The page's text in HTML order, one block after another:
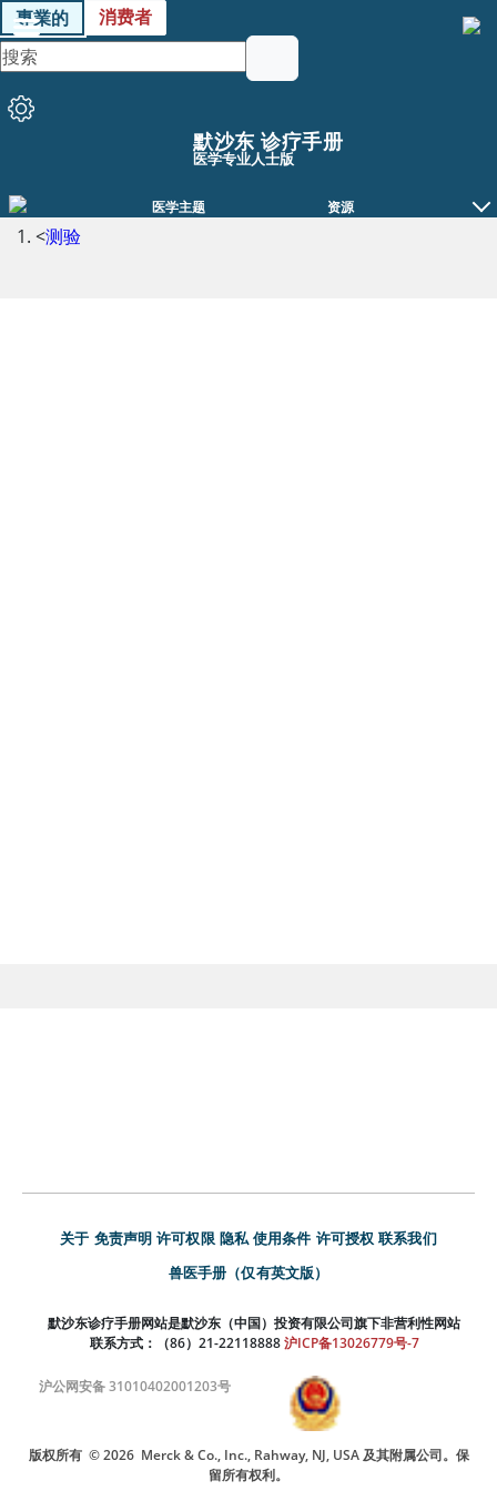
專業的 消费者
默沙东 诊疗手册
医学专业人士版
医学主题 资源
<测验
关于 免责声明 许可权限 隐私 使用条件 许可授权 联系我们
兽医手册（仅有英文版）
默沙东诊疗手册网站是默沙东（中国）投资有限公司旗下非营利性网站
联系方式：（86）21-22118888 沪ICP备13026779号-7
沪公网安备 31010402001203号
版权所有 © 2026 Merck & Co., Inc., Rahway, NJ, USA 及其附属公司。保
留所有权利。